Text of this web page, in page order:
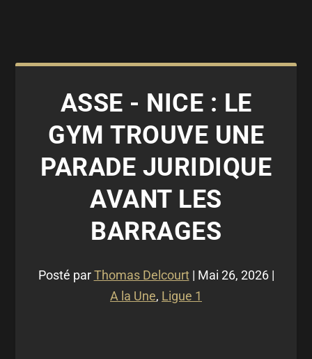
ASSE - NICE : LE
GYM TROUVE UNE
PARADE JURIDIQUE
AVANT LES
BARRAGES
Posté parThomas Delcourt| Mai 26, 2026|
A la Une, Ligue 1